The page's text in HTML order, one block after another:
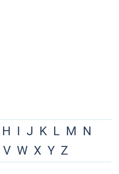
H I J K L M N
V W X Y Z